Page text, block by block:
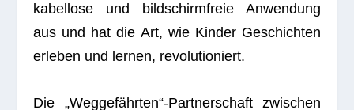
kabel­lose und bild­schirm­freie Anwen­dung
aus und hat die Art, wie Kin­der Geschich­ten
erle­ben und ler­nen, revolutioniert.
Die „Weggefährten“-Partnerschaft zwi­schen